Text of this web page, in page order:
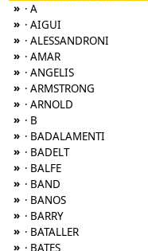
» · A
» · AIGUI
» · ALESSANDRONI
» · AMAR
» · ANGELIS
» · ARMSTRONG
» · ARNOLD
» · B
» · BADALAMENTI
» · BADELT
» · BALFE
» · BAND
» · BANOS
» · BARRY
» · BATALLER
» · BATES